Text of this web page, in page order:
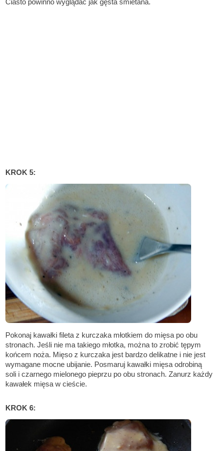
Ciasto powinno wyglądać jak gęsta śmietana.
KROK 5:
Pokonaj kawałki fileta z kurczaka młotkiem do mięsa po obu
stronach. Jeśli nie ma takiego młotka, można to zrobić tępym
końcem noża. Mięso z kurczaka jest bardzo delikatne i nie jest
wymagane mocne ubijanie. Posmaruj kawałki mięsa odrobiną
soli i czarnego mielonego pieprzu po obu stronach. Zanurz każdy
kawałek mięsa w cieście.
KROK 6: